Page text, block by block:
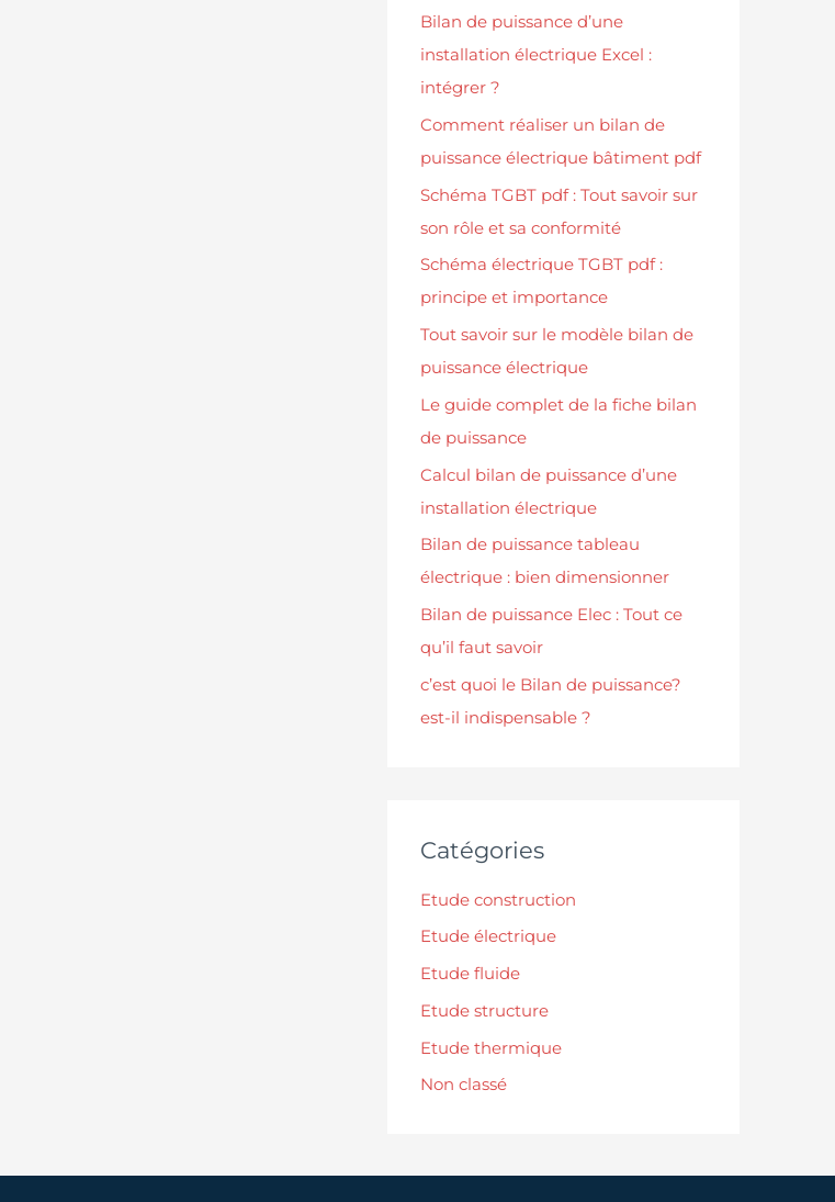
Bilan de puissance d’une
installation électrique Excel :
intégrer ?
Comment réaliser un bilan de
puissance électrique bâtiment pdf
Schéma TGBT pdf : Tout savoir sur
son rôle et sa conformité
Schéma électrique TGBT pdf :
principe et importance
Tout savoir sur le modèle bilan de
puissance électrique
Le guide complet de la fiche bilan
de puissance
Calcul bilan de puissance d’une
installation électrique
Bilan de puissance tableau
électrique : bien dimensionner
Bilan de puissance Elec : Tout ce
qu’il faut savoir
c’est quoi le Bilan de puissance?
est-il indispensable ?
Catégories
Etude construction
Etude électrique
Etude fluide
Etude structure
Etude thermique
Non classé